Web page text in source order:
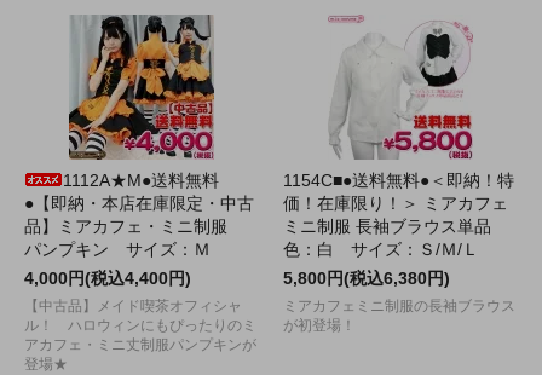
1112A★M●送料無料
●【即納・本店在庫限定・中古
品】ミアカフェ・ミニ制服
パンプキン サイズ：Ｍ
4,000円(税込4,400円)
【中古品】メイド喫茶オフィシャ
ル！ ハロウィンにもぴったりのミ
アカフェ・ミニ丈制服パンプキンが
登場★
1154C■●送料無料●＜即納！特
価！在庫限り！＞ ミアカフェ
ミニ制服 長袖ブラウス単品
色：白 サイズ：Ｓ/Ｍ/Ｌ
5,800円(税込6,380円)
ミアカフェミニ制服の長袖ブラウス
が初登場！